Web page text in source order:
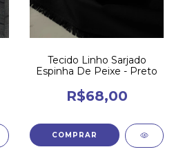
Tecido Linho Sarjado
Espinha De Peixe - Preto
R$68,00